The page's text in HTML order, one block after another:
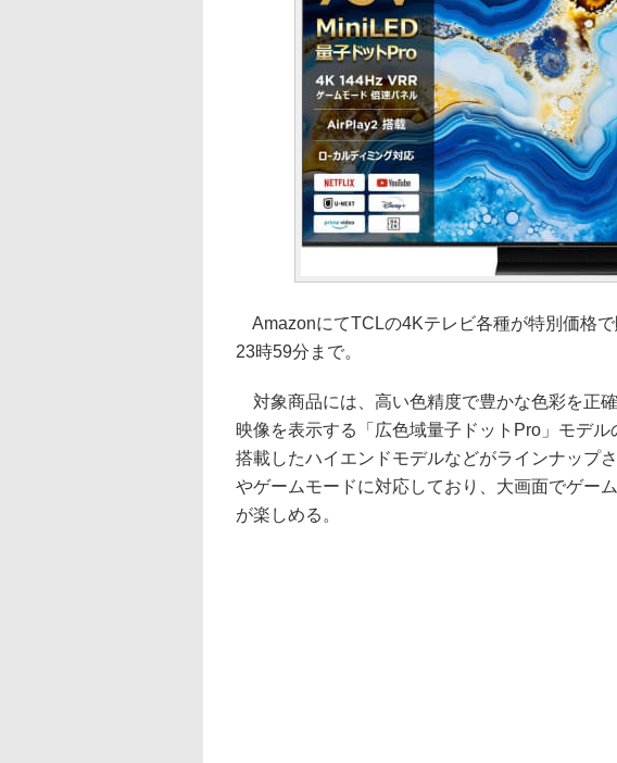
AmazonにてTCLの4Kテレビ各種が特別価格
23時59分まで。
対象商品には、高い色精度で豊かな色彩を正
映像を表示する「広色域量子ドットPro」モデ
搭載したハイエンドモデルなどがラインナップ
やゲームモードに対応しており、大画面でゲー
が楽しめる。